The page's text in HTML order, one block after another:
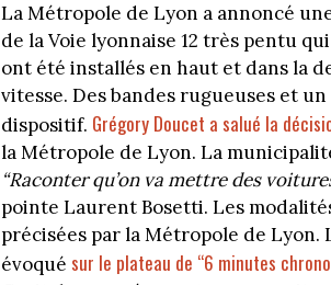
La Métropole de Lyon a annoncé
de la Voie lyonnaise 12 très pentu
ont été installés en haut et dans la
vitesse. Des bandes rugueuses et
dispositif. Grégory Doucet a salué la
la Métropole de Lyon. La
“Raconter qu’on va mettre des
pointe Laurent Bosetti. Les
précisées par la Métropole de Lyon.
évoqué sur le plateau de “6 minutes